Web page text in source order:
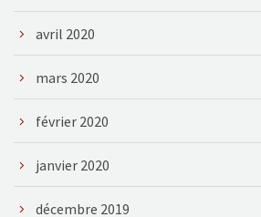
avril 2020
mars 2020
février 2020
janvier 2020
décembre 2019